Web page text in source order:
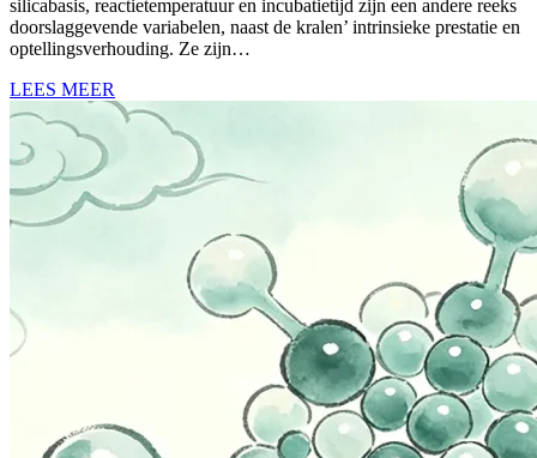
silicabasis, reactietemperatuur en incubatietijd zijn een andere reeks
doorslaggevende variabelen, naast de kralen’ intrinsieke prestatie en
optellingsverhouding. Ze zijn…
LEES MEER